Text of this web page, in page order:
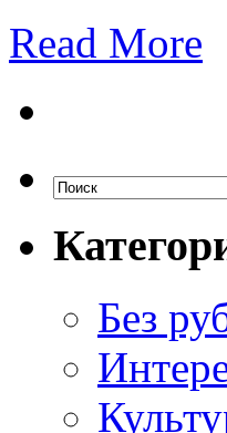
Read More
Без